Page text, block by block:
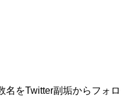
をTwitter副垢からフォ